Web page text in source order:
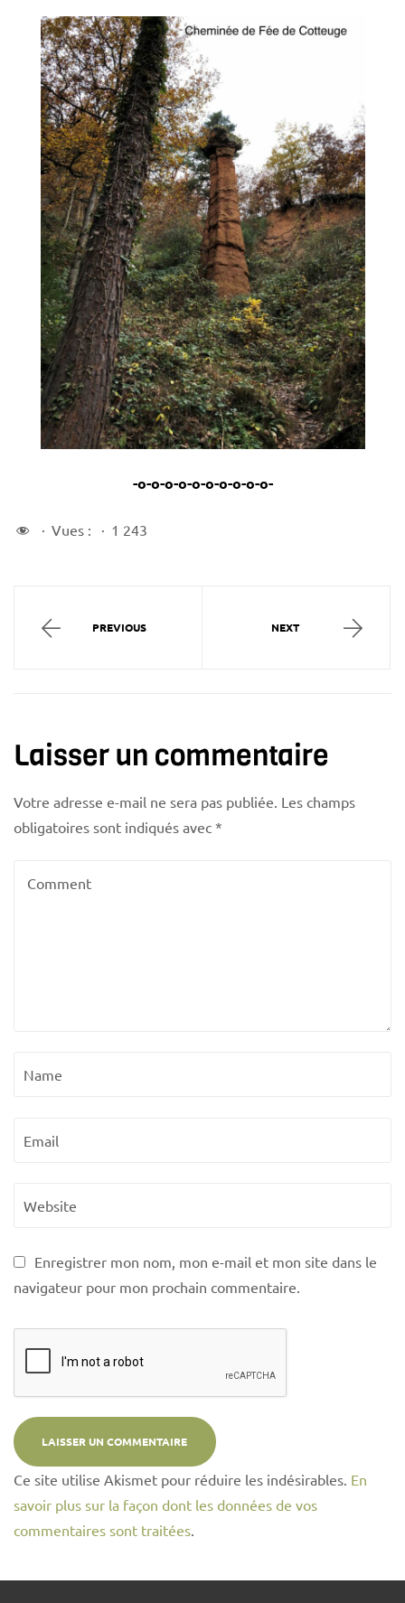
-o-o-o-o-o-o-o-o-o-o-
Vues : 1 243
PREVIOUS NEXT
Laisser un commentaire
Votre adresse e-mail ne sera pas publiée. Les champs
obligatoires sont indiqués avec *
Enregistrer mon nom, mon e-mail et mon site dans le
navigateur pour mon prochain commentaire.
Ce site utilise Akismet pour réduire les indésirables. En
savoir plus sur la façon dont les données de vos
commentaires sont traitées.